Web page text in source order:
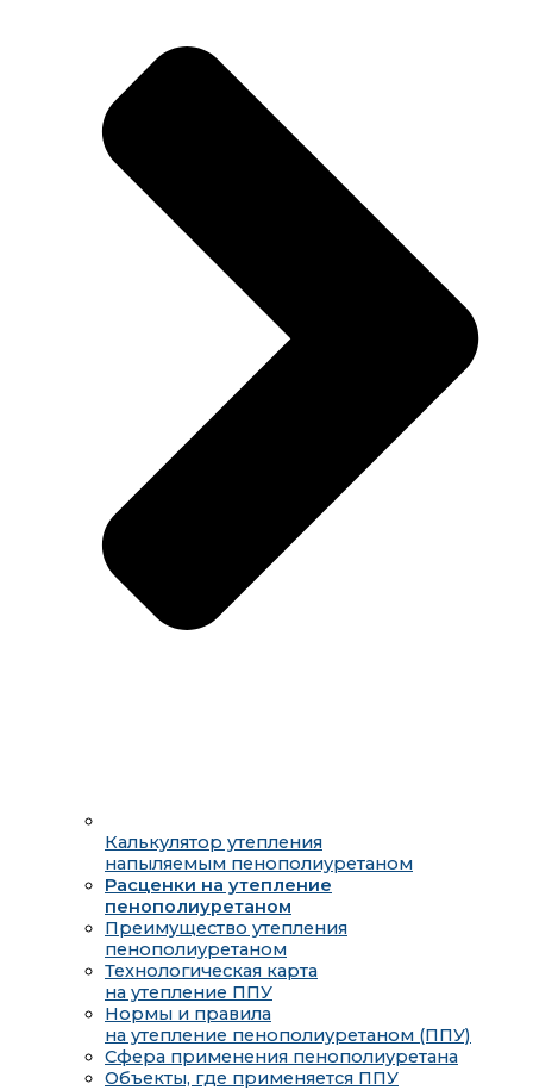
Калькулятор утепления
напыляемым пенополиуретаном
Расценки на утепление
пенополиуретаном
Преимущество утепления
пенополиуретаном
Технологическая карта
на утепление ППУ
Нормы и правила
на утепление пенополиуретаном (ППУ)
Сфера применения пенополиуретана
Объекты, где применяется ППУ